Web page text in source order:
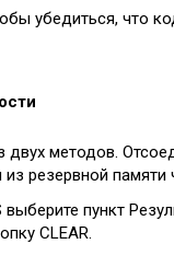
убедиться, что
двух методов.
резервной памяти
выберите пункт
CLEAR.